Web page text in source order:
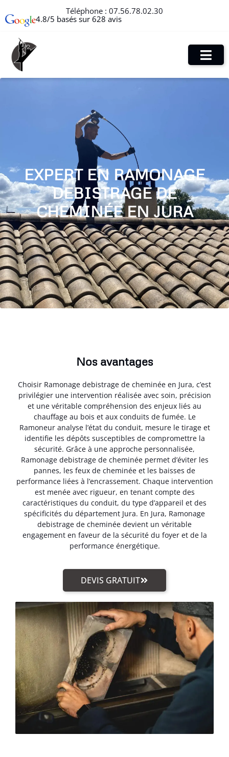
Téléphone : 07.56.78.02.30
4.8/5 basés sur 628 avis
EXPERT EN RAMONAGE
DEBISTRAGE DE
CHEMINÉE EN JURA
Nos avantages
Choisir Ramonage debistrage de cheminée en Jura, c’est
privilégier une intervention réalisée avec soin, précision
et une véritable compréhension des enjeux liés au
chauffage au bois et aux conduits de fumée. Le
Ramoneur analyse l’état du conduit, mesure le tirage et
identifie les dépôts susceptibles de compromettre la
sécurité. Grâce à une approche personnalisée,
Ramonage debistrage de cheminée permet d’éviter les
pannes, les feux de cheminée et les baisses de
performance liées à l’encrassement. Chaque intervention
est menée avec rigueur, en tenant compte des
caractéristiques du conduit, du type d’appareil et des
spécificités du département Jura. En Jura, Ramonage
debistrage de cheminée devient un véritable
engagement en faveur de la sécurité du foyer et de la
performance énergétique.
DEVIS GRATUIT